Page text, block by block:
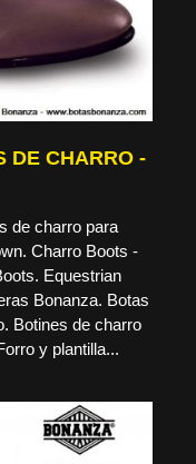
DE CHARRO -
de charro para
Charro Boots -
Equestrian
Bonanza. Botas
Botines de charro
y plantilla...